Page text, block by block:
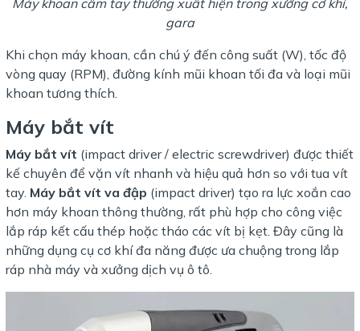
gara
Khi chọn máy khoan, cần chú ý đến công suất (W), tốc độ
vòng quay (RPM), đường kính mũi khoan tối đa và loại mũi
khoan tương thích.
Máy bắt vít
Máy bắt vít (impact driver / electric screwdriver) được thiết
kế chuyên để vặn vít nhanh và hiệu quả hơn so với tua vít
tay. Máy bắt vít va đập (impact driver) tạo ra lực xoắn cao
hơn máy khoan thông thường, rất phù hợp cho công việc
lắp ráp kết cấu thép hoặc tháo các vít bị kẹt. Đây cũng là
những dụng cụ cơ khí đa năng được ưa chuộng trong lắp
ráp nhà máy và xưởng dịch vụ ô tô.